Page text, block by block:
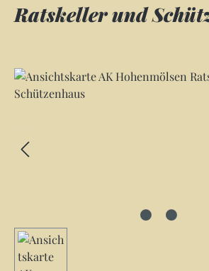
Ratskeller und
Bildergalerie überspringen